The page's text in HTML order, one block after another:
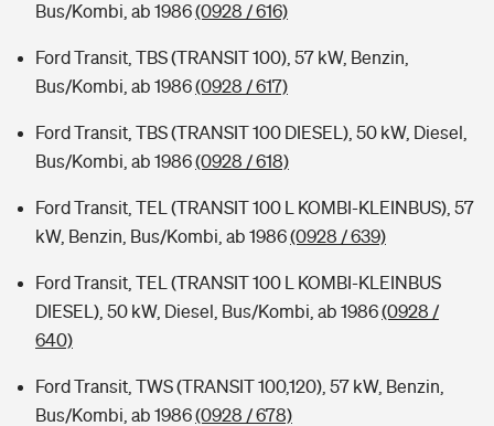
Bus/Kombi, ab 1986(0928 / 616)
Ford Transit, TBS (TRANSIT 100), 57 kW, Benzin,
Bus/Kombi, ab 1986(0928 / 617)
Ford Transit, TBS (TRANSIT 100 DIESEL), 50 kW, Diesel,
Bus/Kombi, ab 1986(0928 / 618)
Ford Transit, TEL (TRANSIT 100 L KOMBI-KLEINBUS), 57
kW, Benzin, Bus/Kombi, ab 1986(0928 / 639)
Ford Transit, TEL (TRANSIT 100 L KOMBI-KLEINBUS
DIESEL), 50 kW, Diesel, Bus/Kombi, ab 1986(0928 /
640)
Ford Transit, TWS (TRANSIT 100,120), 57 kW, Benzin,
Bus/Kombi, ab 1986(0928 / 678)